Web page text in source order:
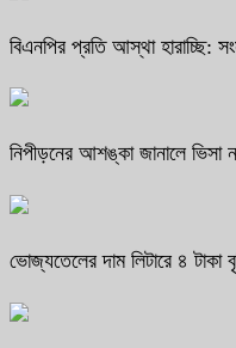
বিএনপির প্রতি আস্থা হারাচ্ছি:
নিপীড়নের আশঙ্কা জানালে ভিসা
ভোজ্যতেলের দাম লিটারে ৪ টাকা